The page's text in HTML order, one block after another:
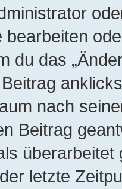
bearbeiten
du das
nach
Beitrag
letzte